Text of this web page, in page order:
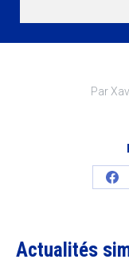
Par
Actualités